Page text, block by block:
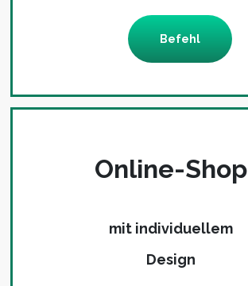
Befehl
Online-Shop
mit individuellem
Design